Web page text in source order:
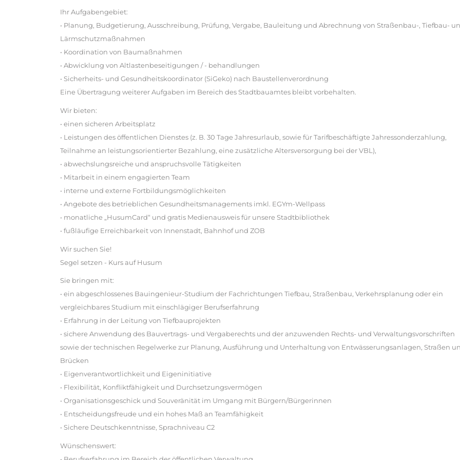
Ihr Aufgabengebiet:
• Planung, Budgetierung, Ausschreibung, Prüfung, Vergabe, Bauleitung und Abrechnung von Straßenbau-, Tiefbau-
Lärmschutzmaßnahmen
• Koordination von Baumaßnahmen
• Abwicklung von Altlastenbeseitigungen / - behandlungen
• Sicherheits- und Gesundheitskoordinator (SiGeko) nach Baustellenverordnung
Eine Übertragung weiterer Aufgaben im Bereich des Stadtbauamtes bleibt vorbehalten.
Wir bieten:
• einen sicheren Arbeitsplatz
• Leistungen des öffentlichen Dienstes (z. B. 30 Tage Jahresurlaub, sowie für Tarifbeschäftigte Jahressonderzahlung,
Teilnahme an leistungsorientierter Bezahlung, eine zusätzliche Altersversorgung bei der VBL),
• abwechslungsreiche und anspruchsvolle Tätigkeiten
• Mitarbeit in einem engagierten Team
• interne und externe Fortbildungsmöglichkeiten
• Angebote des betrieblichen Gesundheitsmanagements imkl. EGYm-Wellpass
• monatliche „HusumCard“ und gratis Medienausweis für unsere Stadtbibliothek
• fußläufige Erreichbarkeit von Innenstadt, Bahnhof und ZOB
Wir suchen Sie!
Segel setzen - Kurs auf Husum
Sie bringen mit:
• ein abgeschlossenes Bauingenieur-Studium der Fachrichtungen Tiefbau, Straßenbau, Verkehrsplanung oder ein
vergleichbares Studium mit einschlägiger Berufserfahrung
• Erfahrung in der Leitung von Tiefbauprojekten
• sichere Anwendung des Bauvertrags- und Vergaberechts und der anzuwenden Rechts- und Verwaltungsvorschriften
sowie der technischen Regelwerke zur Planung, Ausführung und Unterhaltung von Entwässerungsanlagen, Straßen
Brücken
• Eigenverantwortlichkeit und Eigeninitiative
• Flexibilität, Konfliktfähigkeit und Durchsetzungsvermögen
• Organisationsgeschick und Souveränität im Umgang mit Bürgern/Bürgerinnen
• Entscheidungsfreude und ein hohes Maß an Teamfähigkeit
• Sichere Deutschkenntnisse, Sprachniveau C2
Wünschenswert: